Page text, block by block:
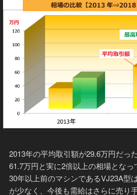
2013年の平均取引額が29.6万円だっ
61.7万円と実に2倍以上の相場となっ
30年以上前のマシンであるVJ23A型
が少なく、今後も需給はさらに売り